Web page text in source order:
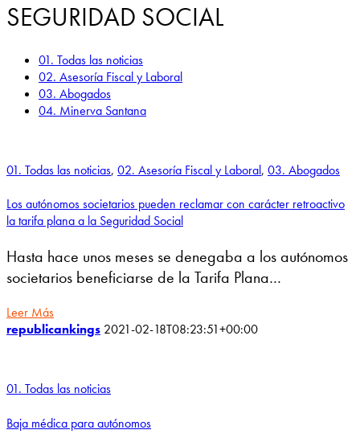
SEGURIDAD SOCIAL
01. Todas las noticias
02. Asesoría Fiscal y Laboral
03. Abogados
04. Minerva Santana
01. Todas las noticias, 02. Asesoría Fiscal y Laboral, 03. Abogados
Los autónomos societarios pueden reclamar con carácter retroactivo
la tarifa plana a la Seguridad Social
Hasta hace unos meses se denegaba a los autónomos
societarios beneficiarse de la Tarifa Plana…
Leer Más
republicankings 2021-02-18T08:23:51+00:00
01. Todas las noticias
Baja médica para autónomos